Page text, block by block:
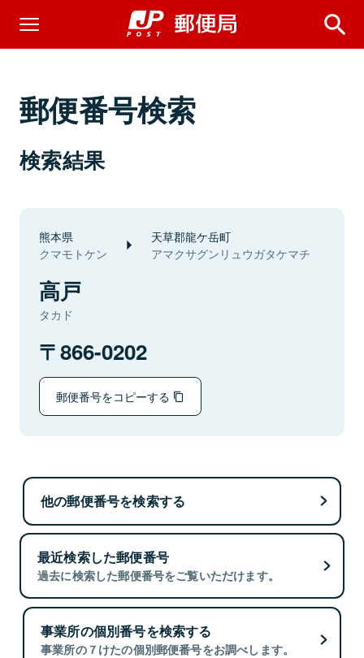
郵便番号検索
検索結果
熊本県
クマモトケン
天草郡龍ケ岳町
アマクサグンリュウガタケマチ
高戸
タカド
866-0202
郵便番号をコピーする
他の郵便番号を検索する
最近検索した郵便番号
過去に検索した郵便番号をご覧いただけます。
事業所の個別番号を検索する
事業所の７けたの個別郵便番号をお調べします。